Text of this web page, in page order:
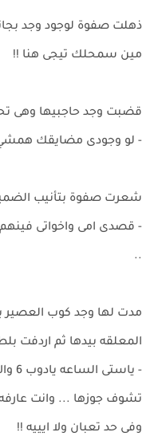
ذهلت صفوة لوجود وجد
مين سمحلك تيجى هنا !!
قضبت وجد حاجبيها وهى
- لو وجودى مضايقك
شعرت صفوة بتأنيب
- قصدى امى واخواتى فينهم
..
مدت لها وجد كوب العصير
المعلقه بيدها ثم اردفت
-
تشوف جوزها ... وانت
وفى حد تعبان ولا ايييه !!